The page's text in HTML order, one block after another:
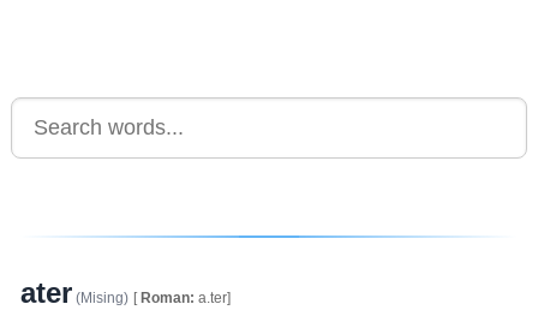
ater (Mising) [Roman: a.ter]